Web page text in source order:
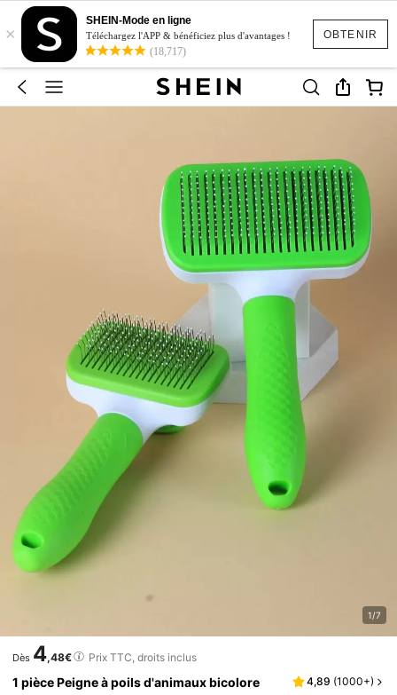
OBTENIR
×
SHEIN-Mode en ligne
Téléchargez l'APP & bénéficiez plus d'avantages !
(18,717)
1/7
Dès 4,48€ Prix TTC, droits inclus
1 pièce Peigne à poils d'animaux bicolore 4,89 (1000+)